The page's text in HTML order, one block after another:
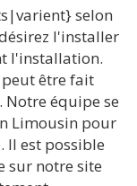
selon
l'installer
l'installation.
peut être fait
équipe se
Limousin pour
Il est possible
sur notre site